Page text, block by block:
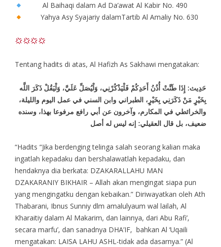
Al Baihaqi dalam Ad Da’awat Al Kabir No. 490
Yahya Asy Syajariy dalamTartib Al Amaliy No. 630
Tentang hadits di atas, Al Hafizh As Sakhawi mengatakan:
حَدِيث: إِذَا طَنَّتْ أُذُنُ أَحَدِكُمْ فَلْيَذْكُرْنِي، وَلْيُصَلِّ عَلَيَّ، وَلْيَقُلْ ذَكَرَ اللَّه
بِخَيْرٍ مَنْ ذَكَرَنِي بِخَيْرٍ، الطبراني وابن السني في عمل اليوم والليلة،
والخرائطي في المكارم، وآخرون عن أبي رافع مرفوعا بهذا، وسنده
ضعيف، بل قال العقيلي: إنه ليس له أصل
“Hadits “Jika berdenging telinga salah seorang kalian maka
ingatlah kepadaku dan bershalawatlah kepadaku, dan
hendaknya dia berkata: DZAKARALLAHU MAN
DZAKARANIY BIKHAIR – Allah akan mengingat siapa pun
yang mengingatku dengan kebaikan.” Diriwayatkan oleh Ath
Thabarani, Ibnus Sunniy dlm amalulyaum wal lailah, Al
Kharaitiy dalam Al Makarim, dan lainnya, dari Abu Rafi’,
secara marfu’, dan sanadnya DHA’IF, bahkan Al ‘Uqaili
mengatakan: LAISA LAHU ASHL-tidak ada dasarnya.” (Al